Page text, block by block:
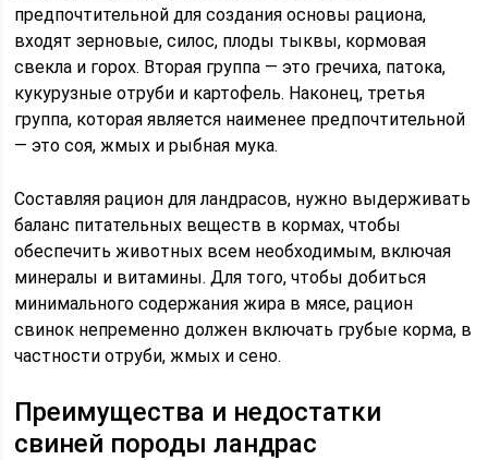
предпочтительной для создания основы рациона,
входят зерновые, силос, плоды тыквы, кормовая
свекла и горох. Вторая группа — это гречиха, патока,
кукурузные отруби и картофель. Наконец, третья
группа, которая является наименее предпочтительной
— это соя, жмых и рыбная мука.
Составляя рацион для ландрасов, нужно выдерживать
баланс питательных веществ в кормах, чтобы
обеспечить животных всем необходимым, включая
минералы и витамины. Для того, чтобы добиться
минимального содержания жира в мясе, рацион
свинок непременно должен включать грубые корма, в
частности отруби, жмых и сено.
Преимущества и недостатки
свиней породы ландрас